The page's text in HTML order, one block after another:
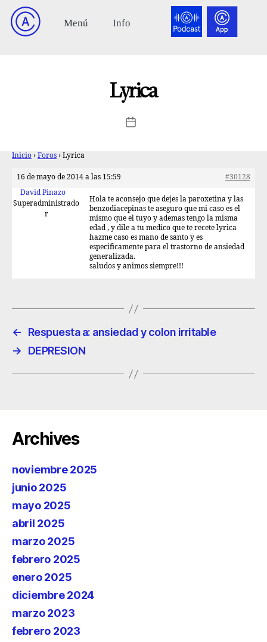
Lyrica
Inicio › Foros › Lyrica
16 de mayo de 2014 a las 15:59
#30128
David Pinazo
Superadministrado
r
Hola te aconsejo que dejes la paroxetina y las
benzodiacepinas te aseguro que mi caso es el
mismo que el tuyo y ademas tengo la misma
edad , y dile a tu medico que te recete lyrica
hazme caso es mano de santo y es
especificamente para el trastorno de ansiedad
generalizada.
saludos y animos siempre!!!
←
Respuesta a: ansiedad y colon irritable
→
DEPRESION
Archives
noviembre 2025
junio 2025
mayo 2025
abril 2025
marzo 2025
febrero 2025
enero 2025
diciembre 2024
marzo 2023
febrero 2023